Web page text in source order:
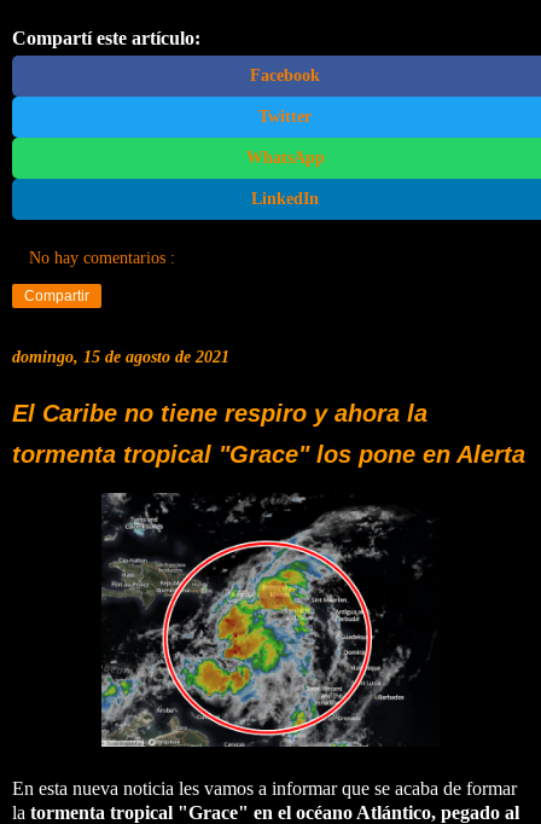
Compartí este artículo:
Facebook
Twitter
WhatsApp
LinkedIn
No hay comentarios :
Compartir
domingo, 15 de agosto de 2021
El Caribe no tiene respiro y ahora la
tormenta tropical "Grace" los pone en Alerta
En esta nueva noticia les vamos a informar que se acaba de formar
la tormenta tropical "Grace" en el océano Atlántico, pegado al